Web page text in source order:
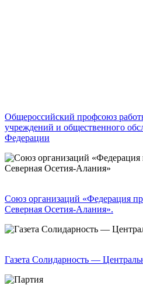
Общероссийский профсоюз
учреждений и общественного
Федерации
Союз организаций «Федерация
Северная Осетия-Алания».
Газета Солидарность —